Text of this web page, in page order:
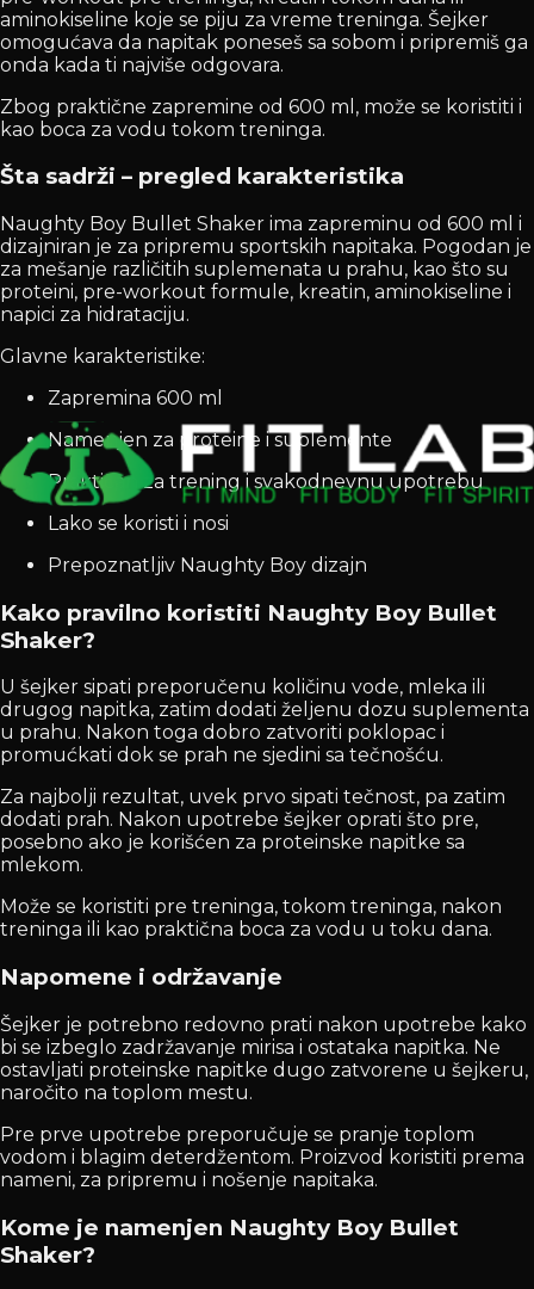
aminokiseline koje se piju za vreme treninga. Šejker
omogućava da napitak poneseš sa sobom i pripremiš ga
onda kada ti najviše odgovara.
Zbog praktične zapremine od 600 ml, može se koristiti i
kao boca za vodu tokom treninga.
Šta sadrži – pregled karakteristika
Naughty Boy Bullet Shaker ima zapreminu od 600 ml i
dizajniran je za pripremu sportskih napitaka. Pogodan je
za mešanje različitih suplemenata u prahu, kao što su
proteini, pre-workout formule, kreatin, aminokiseline i
napici za hidrataciju.
Glavne karakteristike:
Zapremina 600 ml
Namenjen za proteine i suplemente
Praktičan za trening i svakodnevnu upotrebu
Lako se koristi i nosi
Prepoznatljiv Naughty Boy dizajn
Kako pravilno koristiti Naughty Boy Bullet
Shaker?
U šejker sipati preporučenu količinu vode, mleka ili
drugog napitka, zatim dodati željenu dozu suplementa
u prahu. Nakon toga dobro zatvoriti poklopac i
promućkati dok se prah ne sjedini sa tečnošću.
Za najbolji rezultat, uvek prvo sipati tečnost, pa zatim
dodati prah. Nakon upotrebe šejker oprati što pre,
posebno ako je korišćen za proteinske napitke sa
mlekom.
Može se koristiti pre treninga, tokom treninga, nakon
treninga ili kao praktična boca za vodu u toku dana.
Napomene i održavanje
Šejker je potrebno redovno prati nakon upotrebe kako
bi se izbeglo zadržavanje mirisa i ostataka napitka. Ne
ostavljati proteinske napitke dugo zatvorene u šejkeru,
naročito na toplom mestu.
Pre prve upotrebe preporučuje se pranje toplom
vodom i blagim deterdžentom. Proizvod koristiti prema
nameni, za pripremu i nošenje napitaka.
Kome je namenjen Naughty Boy Bullet
Shaker?